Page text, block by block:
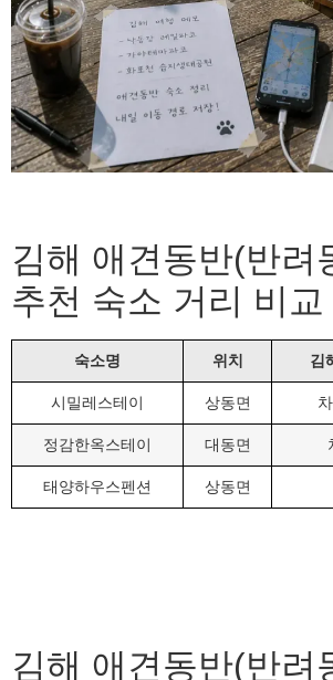
김해 애견동반(반려
추천 숙소 거리 비교
숙소명 위치 김
시밀레스테이 상동면
정감한옥스테이 대동면
태양하우스펜션 상동면
김해 애견동반(반려